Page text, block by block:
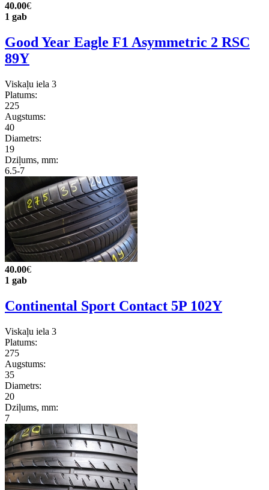
40.00€
1 gab
Good Year Eagle F1 Asymmetric 2 RSC
89Y
Viskaļu iela 3
Platums:
225
Augstums:
40
Diametrs:
19
Dziļums, mm:
6.5-7
40.00€
1 gab
Continental Sport Contact 5P 102Y
Viskaļu iela 3
Platums:
275
Augstums:
35
Diametrs:
20
Dziļums, mm:
7